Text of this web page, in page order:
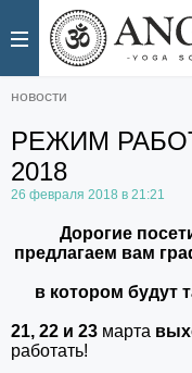
.
новости
РЕЖИМ
2018
26 февраля 2018 в 21:21
Дорогие
предлагаем вам
вкотором будут
21, 22 и 23 марта
работать!